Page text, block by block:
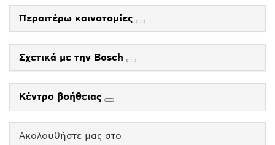
Περαιτέρω καινοτομίες
Σχετικά με την Bosch
Κέντρο βοήθειας
Ακολουθήστε μας στο